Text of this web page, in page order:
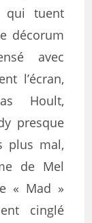
qui tuent
décorum
avec
l’écran,
Hoult,
presque
plus mal,
de Mel
« Mad »
cinglé